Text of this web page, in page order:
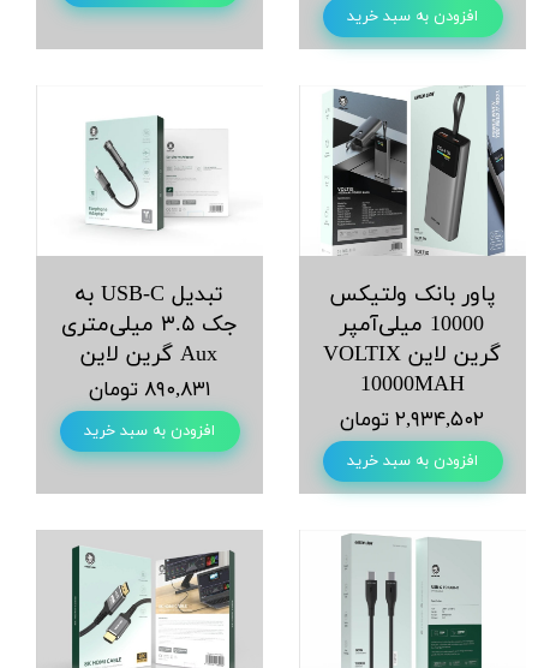
افزودن به سبد خرید
پاور بانک ولتیکس
10000 میلی‌آمپر
گرین لاین VOLTIX
10000MAH
۲,۹۳۴,۵۰۲ تومان
افزودن به سبد خرید
تبدیل USB-C به
جک ۳.۵ میلی‌متری
Aux گرین لاین
۸۹۰,۸۳۱ تومان
افزودن به سبد خرید